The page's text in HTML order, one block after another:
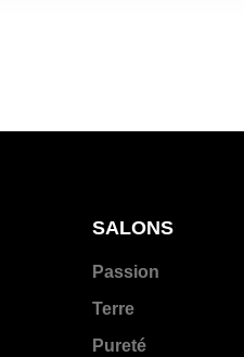
SALONS
Passion
Terre
Pureté